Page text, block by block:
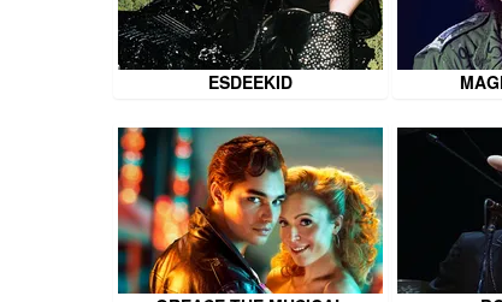
ESDEEKID